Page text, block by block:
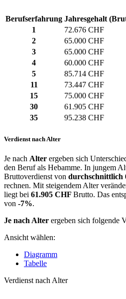
Berufserfahrung Jahresgehalt
1
72.676 CHF
2
65.000 CHF
3
65.000 CHF
4
60.000 CHF
5
85.714 CHF
11
73.447 CHF
15
75.000 CHF
30
61.905 CHF
35
95.238 CHF
Verdienst nach Alter
Je nach Alter ergeben sich
den Beruf als Hebamme. In jungem
Bruttoverdienst von durchschnittlich
rechnen. Mit steigendem Alter
liegt bei 61.905 CHF Brutto. Das
von -7%.
Je nach Alter ergeben sich folgende
Ansicht wählen:
Diagramm
Tabelle
Verdienst nach Alter